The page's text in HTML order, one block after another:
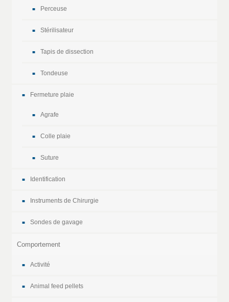
Perceuse
Stérilisateur
Tapis de dissection
Tondeuse
Fermeture plaie
Agrafe
Colle plaie
Suture
Identification
Instruments de Chirurgie
Sondes de gavage
Comportement
Activité
Animal feed pellets